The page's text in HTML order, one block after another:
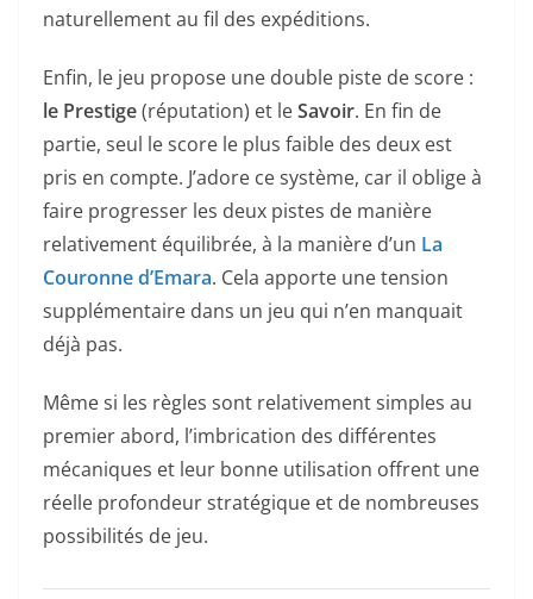
naturellement au fil des expéditions.
Enfin, le jeu propose une double piste de score :
le Prestige(réputation) et leSavoir. En fin de
partie, seul le score le plus faible des deux est
pris en compte. J’adore ce système, car il oblige à
faire progresser les deux pistes de manière
relativement équilibrée, à la manière d’un La
Couronne d’Emara. Cela apporte une tension
supplémentaire dans un jeu qui n’en manquait
déjà pas.
Même si les règles sont relativement simples au
premier abord, l’imbrication des différentes
mécaniques et leur bonne utilisation offrent une
réelle profondeur stratégique et de nombreuses
possibilités de jeu.